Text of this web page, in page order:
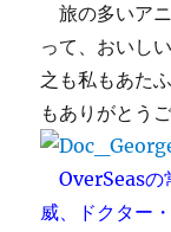
旅の多いア
って、おいし
之も私もあた
もありがとう
OverSeasの
威、ドクター